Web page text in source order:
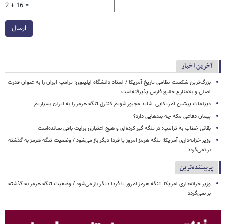
2 + 16 =
ارسال
آخرین اخبار
بزرگ‌ترین شکست نظامی تاریخ آمریکا / استاد دانشگاه ایلینوی: ترامپ ایران را به عنوان قدرت
اصلی و بلامنازع خلیج فارس پذیرفته‌است
دیپلمات پیشین آمریکایی: شاید مجبور شویم کنترل تنگه هرمز را به ایران بسپاریم
پیمان دفاعی مکه چه بندهایی دارد؟
بقائی خطاب به ترامپ: در تنگه گیر کرده‌ای و هیچ اعتباری برایت باقی نمانده‌است
وزیر خزانه‌داری آمریکا: تنگه هرمز امروز یا فردا دیگر باز می‌شود / وضعیت تنگه هرمز به گذشته
بر نمی‌گردد
پربیننده‌ترین
وزیر خزانه‌داری آمریکا: تنگه هرمز امروز یا فردا دیگر باز می‌شود / وضعیت تنگه هرمز به گذشته
بر نمی‌گردد